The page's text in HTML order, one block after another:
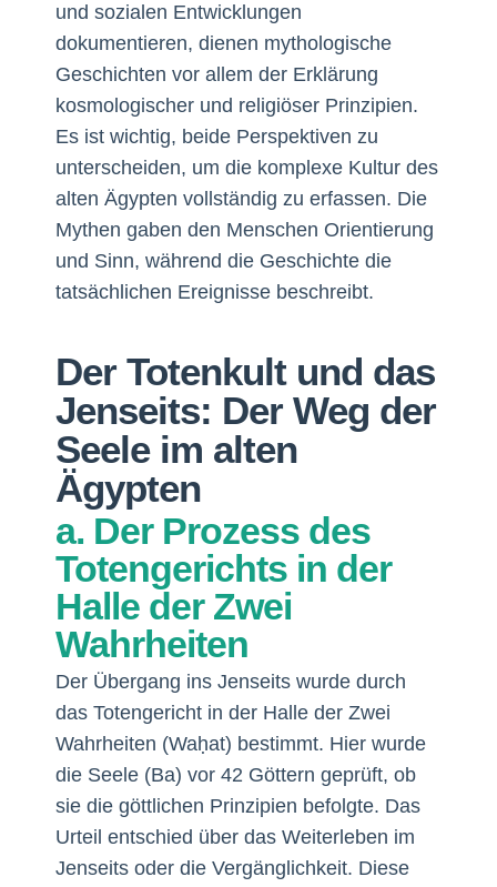
und sozialen Entwicklungen
dokumentieren, dienen mythologische
Geschichten vor allem der Erklärung
kosmologischer und religiöser Prinzipien.
Es ist wichtig, beide Perspektiven zu
unterscheiden, um die komplexe Kultur des
alten Ägypten vollständig zu erfassen. Die
Mythen gaben den Menschen Orientierung
und Sinn, während die Geschichte die
tatsächlichen Ereignisse beschreibt.
Der Totenkult und das
Jenseits: Der Weg der
Seele im alten
Ägypten
a. Der Prozess des
Totengerichts in der
Halle der Zwei
Wahrheiten
Der Übergang ins Jenseits wurde durch
das Totengericht in der Halle der Zwei
Wahrheiten (Waḥat) bestimmt. Hier wurde
die Seele (Ba) vor 42 Göttern geprüft, ob
sie die göttlichen Prinzipien befolgte. Das
Urteil entschied über das Weiterleben im
Jenseits oder die Vergänglichkeit. Diese